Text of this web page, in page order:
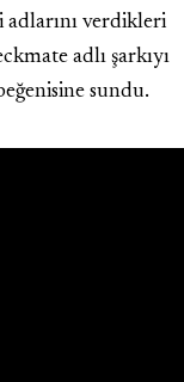
adlarını verdikleri
adlı şarkıyı
sundu.